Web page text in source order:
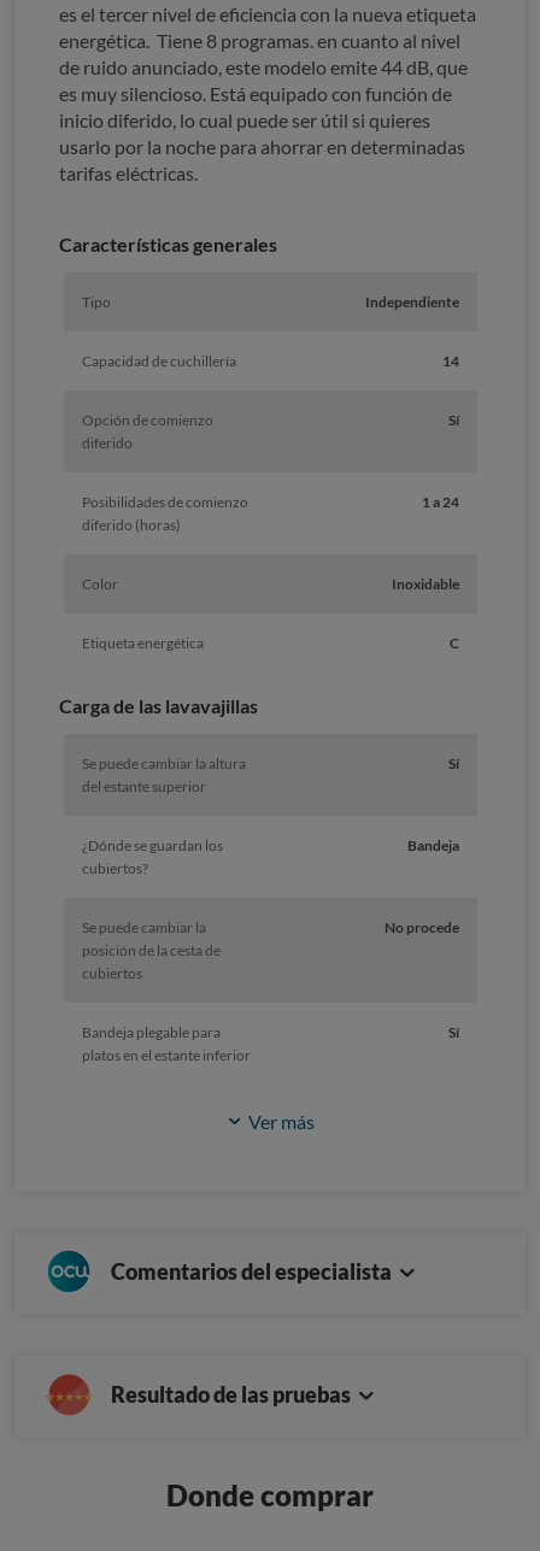
es el tercer nivel de eficiencia con la nueva etiqueta
energética. Tiene 8 programas. en cuanto al nivel
de ruido anunciado, este modelo emite 44 dB, que
es muy silencioso. Está equipado con función de
inicio diferido, lo cual puede ser útil si quieres
usarlo por la noche para ahorrar en determinadas
tarifas eléctricas.
Características generales
Tipo Independiente
Capacidad de cuchillería 14
Opción de comienzo
diferido
Sí
Posibilidades de comienzo
diferido (horas)
1 a 24
Color Inoxidable
Etiqueta energética C
Carga de las lavavajillas
Se puede cambiar la altura
del estante superior
Sí
¿Dónde se guardan los
cubiertos?
Bandeja
Se puede cambiar la
posición de la cesta de
cubiertos
No procede
Bandeja plegable para
platos en el estante inferior
Sí
Ver más
Comentarios del especialista
Resultado de las pruebas
Donde comprar